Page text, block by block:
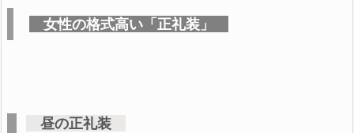
女性の格式高い「正礼装」
昼の正礼装